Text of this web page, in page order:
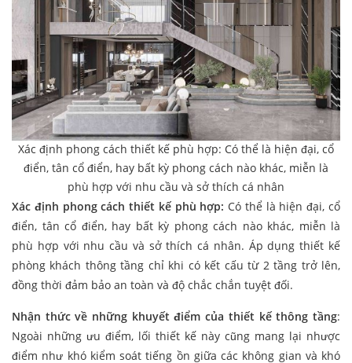
Xác định phong cách thiết kế phù hợp: Có thể là hiện đại, cổ
điển, tân cổ điển, hay bất kỳ phong cách nào khác, miễn là
phù hợp với nhu cầu và sở thích cá nhân
Xác định phong cách thiết kế phù hợp: Có thể là hiện đại, cổ
điển, tân cổ điển, hay bất kỳ phong cách nào khác, miễn là
phù hợp với nhu cầu và sở thích cá nhân. Áp dụng thiết kế
phòng khách thông tầng chỉ khi có kết cấu từ 2 tầng trở lên,
đồng thời đảm bảo an toàn và độ chắc chắn tuyệt đối.
Nhận thức về những khuyết điểm của thiết kế thông tầng:
Ngoài những ưu điểm, lối thiết kế này cũng mang lại nhược
điểm như khó kiểm soát tiếng ồn giữa các không gian và khó